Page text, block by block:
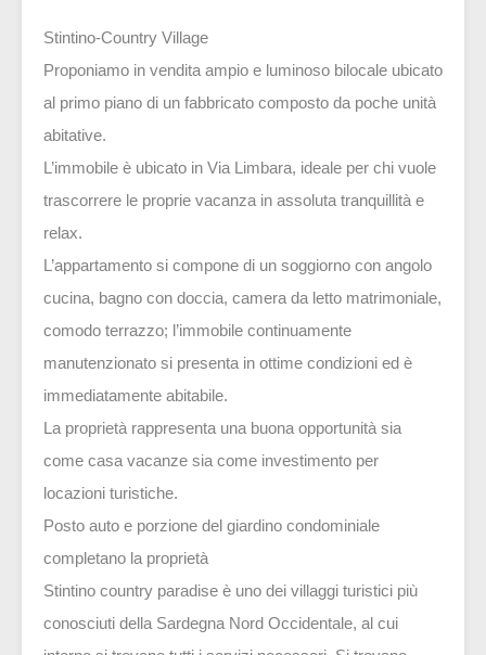
Stintino-Country Village
Proponiamo in vendita ampio e luminoso bilocale ubicato
al primo piano di un fabbricato composto da poche unità
abitative.
L’immobile è ubicato in Via Limbara, ideale per chi vuole
trascorrere le proprie vacanza in assoluta tranquillità e
relax.
L’appartamento si compone di un soggiorno con angolo
cucina, bagno con doccia, camera da letto matrimoniale,
comodo terrazzo; l’immobile continuamente
manutenzionato si presenta in ottime condizioni ed è
immediatamente abitabile.
La proprietà rappresenta una buona opportunità sia
come casa vacanze sia come investimento per
locazioni turistiche.
Posto auto e porzione del giardino condominiale
completano la proprietà
Stintino country paradise è uno dei villaggi turistici più
conosciuti della Sardegna Nord Occidentale, al cui